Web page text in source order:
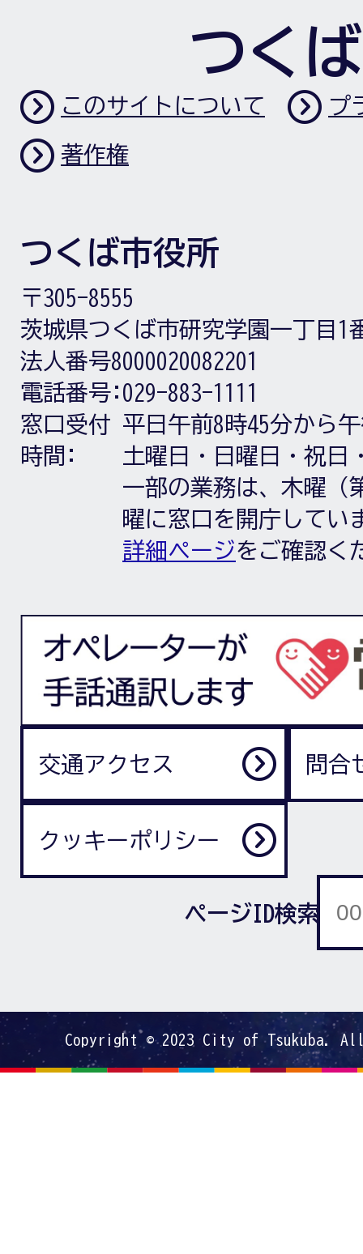
つく
このサイトについて プ
著作権
つくば市役所
〒305-8555
茨城県つくば市研究学園一丁目1
法人番号8000020082201
電話番号: 029-883-1111
窓口受付
時間:
平日午前8時45分から
土曜日・日曜日・祝日
一部の業務は、木曜（
曜に窓口を開庁してい
詳細ページをご確認く
交通アクセス 問合
クッキーポリシー
ページID検索
Copyright © 2023 City of Tsukuba.